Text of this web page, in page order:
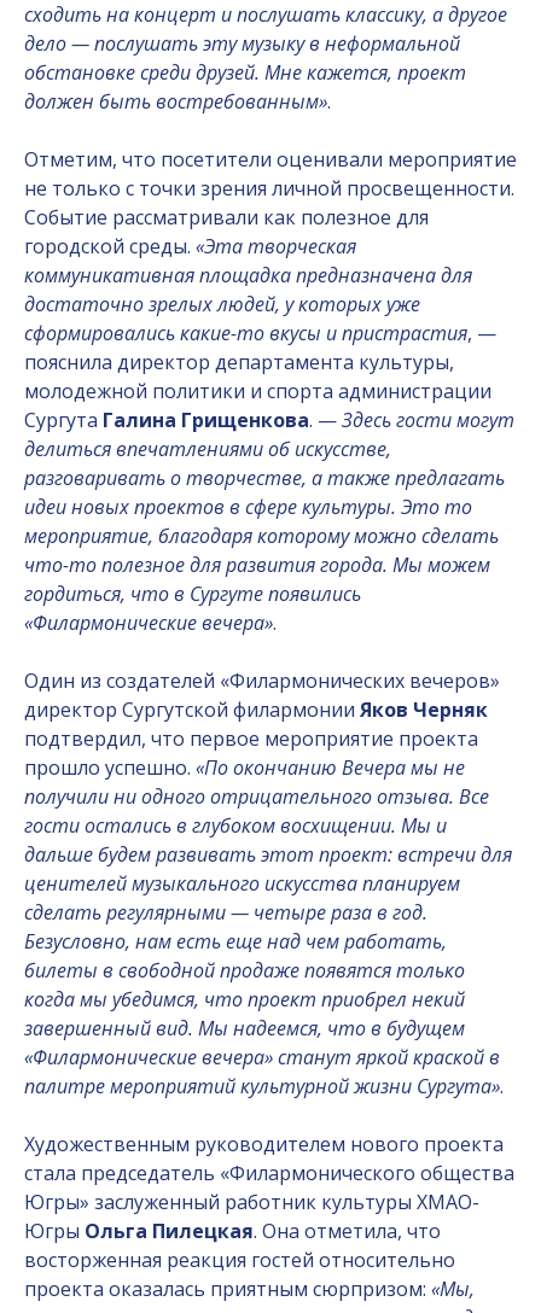
сходить на концерт и послушать классику, а другое
дело — послушать эту музыку в неформальной
обстановке среди друзей. Мне кажется, проект
должен быть востребованным».
Отметим, что посетители оценивали мероприятие
не только с точки зрения личной просвещенности.
Событие рассматривали как полезное для
городской среды. «Эта творческая
коммуникативная площадка предназначена для
достаточно зрелых людей, у которых уже
сформировались какие-то вкусы и пристрастия, —
пояснила директор департамента культуры,
молодежной политики и спорта администрации
Сургута Галина Грищенкова. —Здесь гости могут
делиться впечатлениями об искусстве,
разговаривать о творчестве, а также предлагать
идеи новых проектов в сфере культуры. Это то
мероприятие, благодаря которому можно сделать
что-то полезное для развития города. Мы можем
гордиться, что в Сургуте появились
«Филармонические вечера».
Один из создателей «Филармонических вечеров»
директор Сургутской филармонии Яков Черняк
подтвердил, что первое мероприятие проекта
прошло успешно. «По окончанию Вечера мы не
получили ни одного отрицательного отзыва. Все
гости остались в глубоком восхищении. Мы и
дальше будем развивать этот проект: встречи для
ценителей музыкального искусства планируем
сделать регулярными — четыре раза в год.
Безусловно, нам есть еще над чем работать,
билеты в свободной продаже появятся только
когда мы убедимся, что проект приобрел некий
завершенный вид. Мы надеемся, что в будущем
«Филармонические вечера» станут яркой краской в
палитре мероприятий культурной жизни Сургута».
Художественным руководителем нового проекта
стала председатель «Филармонического общества
Югры» заслуженный работник культуры ХМАО-
Югры Ольга Пилецкая. Она отметила, что
восторженная реакция гостей относительно
проекта оказалась приятным сюрпризом: «Мы,